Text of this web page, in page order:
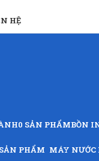
HỆ
0 SẢN PHẨMBỒN
PHẨM MÁY NƯỚC